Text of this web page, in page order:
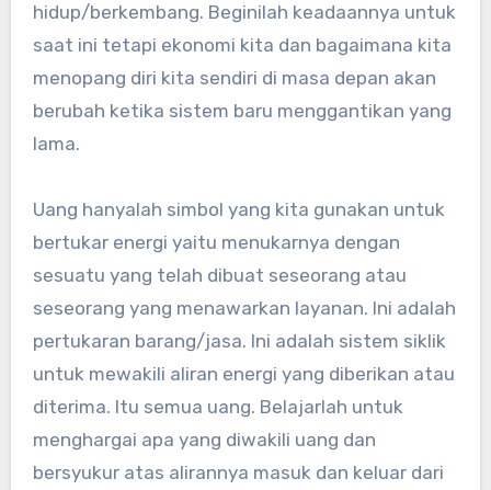
hidup/berkembang. Beginilah keadaannya untuk
saat ini tetapi ekonomi kita dan bagaimana kita
menopang diri kita sendiri di masa depan akan
berubah ketika sistem baru menggantikan yang
lama.
Uang hanyalah simbol yang kita gunakan untuk
bertukar energi yaitu menukarnya dengan
sesuatu yang telah dibuat seseorang atau
seseorang yang menawarkan layanan. Ini adalah
pertukaran barang/jasa. Ini adalah sistem siklik
untuk mewakili aliran energi yang diberikan atau
diterima. Itu semua uang. Belajarlah untuk
menghargai apa yang diwakili uang dan
bersyukur atas alirannya masuk dan keluar dari